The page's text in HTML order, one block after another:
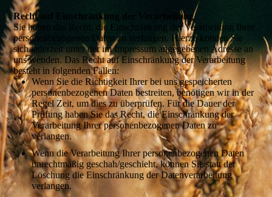
Recht auf Einschränkung der Verarbeitung
Sie haben das Recht, die Einschränkung der Verarbeitung Ihrer
personenbezogenen Daten zu verlangen. Hierzu können Sie
sich jederzeit unter der im Impressum angegebenen Adresse an
uns wenden. Das Recht auf Einschränkung der Verarbeitung
besteht in folgenden Fällen:
Wenn Sie die Richtigkeit Ihrer bei uns gespeicherten
personenbezogenen Daten bestreiten, benötigen wir in der
Regel Zeit, um dies zu überprüfen. Für die Dauer der
Prüfung haben Sie das Recht, die Einschränkung der
Verarbeitung Ihrer personenbezogenen Daten zu
verlangen.
Wenn die Verarbeitung Ihrer personenbezogenen Daten
unrechtmäßig geschah/geschieht, können Sie statt der
Löschung die Einschränkung der Datenverarbeitung
verlangen.